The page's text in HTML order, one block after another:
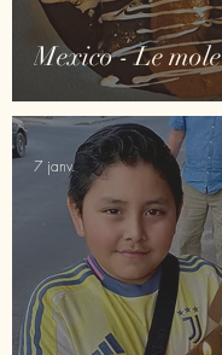
Mexico - Le mole
7 janv.